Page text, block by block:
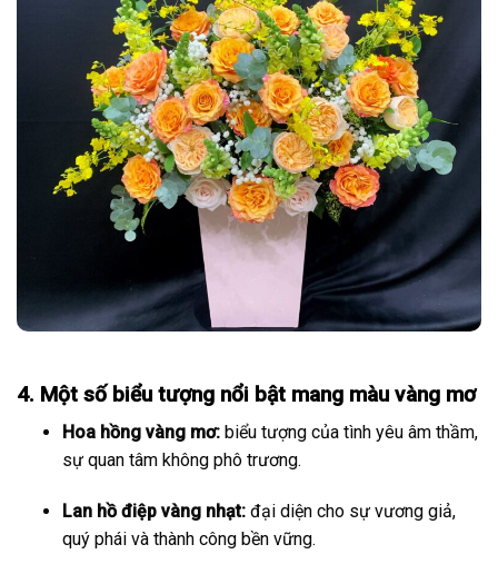
4. Một số biểu tượng nổi bật mang màu vàng mơ
Hoa hồng vàng mơ:biểu tượng của tình yêu âm thầm,
sự quan tâm không phô trương.
Lan hồ điệp vàng nhạt:đại diện cho sự vương giả,
quý phái và thành công bền vững.